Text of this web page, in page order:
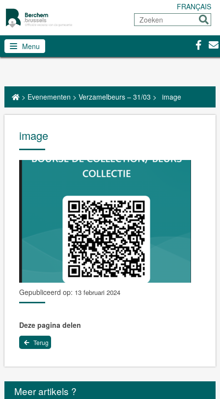
FRANÇAIS
Zoeken
Sturen
Menu
> Evenementen > Verzamelbeurs – 31/03 > image
image
Gepubliceerd op: 13 februari 2024
Deze pagina delen
Terug
Meer artikels ?